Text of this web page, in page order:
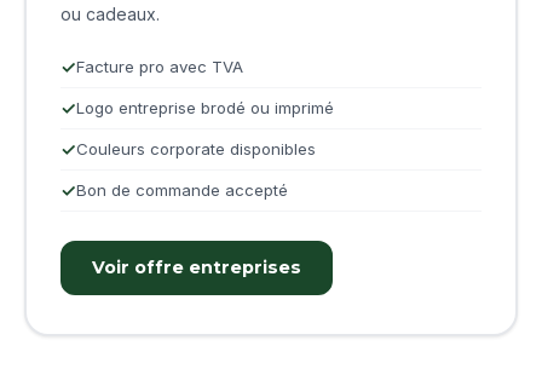
ou cadeaux.
Facture pro avec TVA
Logo entreprise brodé ou imprimé
Couleurs corporate disponibles
Bon de commande accepté
Voir offre entreprises